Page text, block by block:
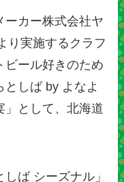
ーカー株式会社ヤ
り実施するクラフ
ビール好きのため
しば by よなよ
」として、北海道
ば シーズナル」